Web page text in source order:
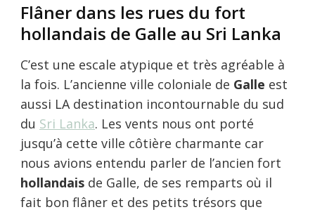
Flâner dans les rues du fort
hollandais de Galle au Sri Lanka
C’est une escale atypique et très agréable à
la fois. L’ancienne ville coloniale de Galle est
aussi LA destination incontournable du sud
du Sri Lanka. Les vents nous ont porté
jusqu’à cette ville côtière charmante car
nous avions entendu parler de l’ancien fort
hollandais de Galle, de ses remparts où il
fait bon flâner et des petits trésors que